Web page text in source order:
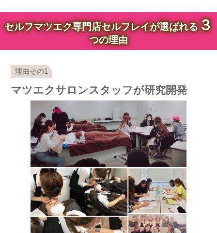
セルフマツエク専門店セルフレイが選ばれる３
つの理由
マツエクサロンスタッフが研究開発